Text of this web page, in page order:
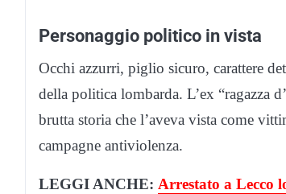
Personaggio politico in vista
Occhi azzurri, piglio sicuro, carattere
della politica lombarda. L’ex “ragazza
brutta storia che l’aveva vista come
campagne antiviolenza.
LEGGI ANCHE: Arrestato a Lecco